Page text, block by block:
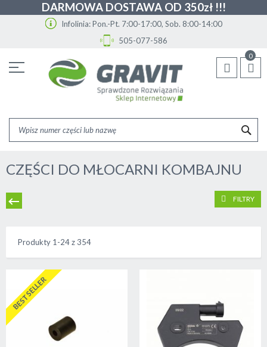
DARMOWA DOSTAWA OD 350zł !!!
Infolinia: Pon.-Pt. 7:00-17:00, Sob. 8:00-14:00
505-077-586
treści
0
CZĘŚCI DO MŁOCARNI KOMBAJNU
Produkty 1-24z 354
BESTSELLER
FILTRY